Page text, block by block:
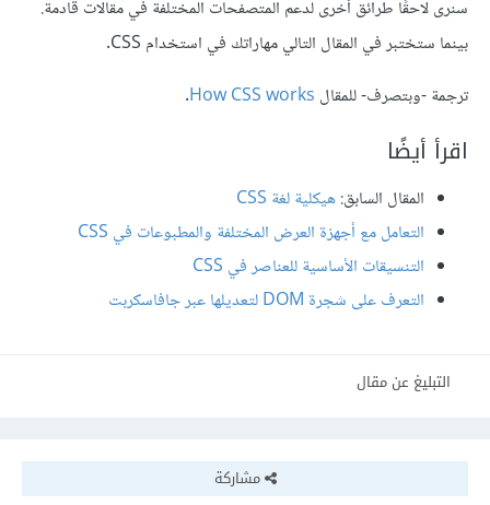
سنرى لاحقًا طرائق أخرى لدعم المتصفحات المختلفة في مقالات قادمة.
بينما ستختبر في المقال التالي مهاراتك في استخدام CSS.
ترجمة -وبتصرف- للمقال How CSS works
.
اقرأ أيضًا
المقال السابق:هيكلية لغة CSS
التعامل مع أجهزة العرض المختلفة والمطبوعات في CSS
التنسيقات الأساسية للعناصر في CSS
التعرف على شجرة DOM لتعديلها عبر جافاسكربت
التبليغ عن مقال
مشاركة